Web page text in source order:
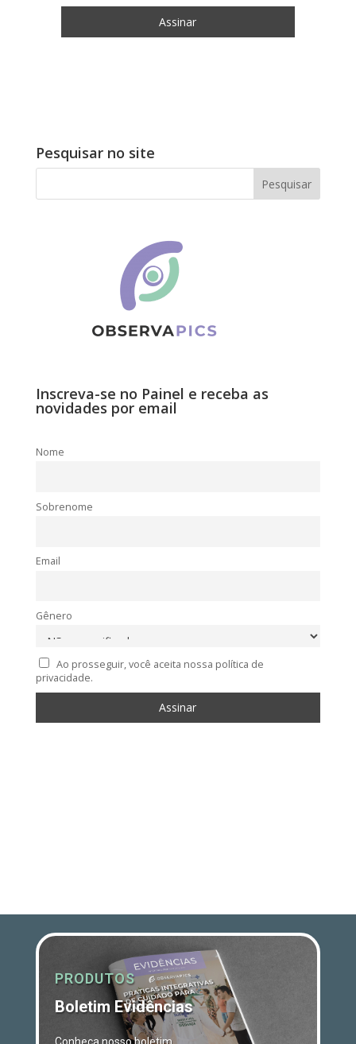
Pesquisar no site
Inscreva-se no Painel e receba as
novidades por email
Nome
Sobrenome
Email
Gênero
Ao prosseguir, você aceita nossa política de
privacidade.
PRODUTOS
Boletim Evidências